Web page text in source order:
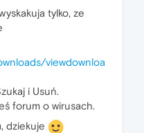
tylko, ze
viewdownloa
i Usuń.
forum o wirusach.
dziekuje